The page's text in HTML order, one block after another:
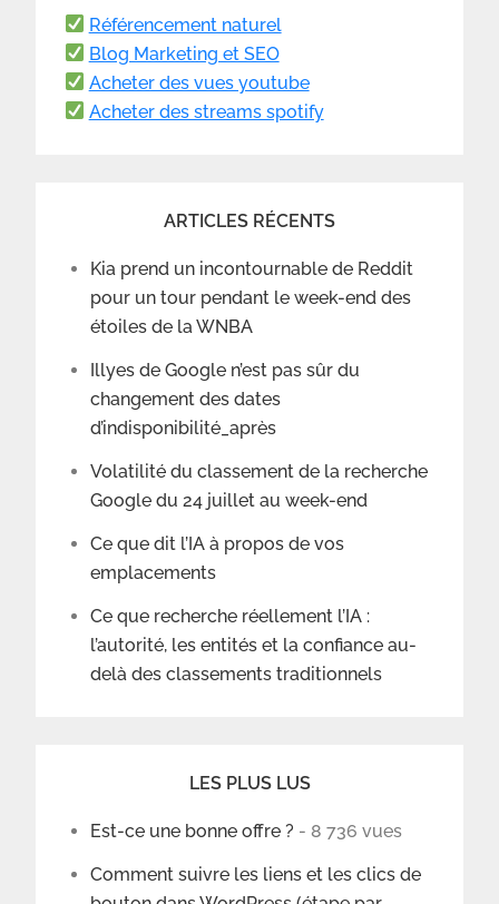
Référencement naturel
Blog Marketing et SEO
Acheter des vues youtube
Acheter des streams spotify
ARTICLES RÉCENTS
Kia prend un incontournable de Reddit
pour un tour pendant le week-end des
étoiles de la WNBA
Illyes de Google n’est pas sûr du
changement des dates
d’indisponibilité_après
Volatilité du classement de la recherche
Google du 24 juillet au week-end
Ce que dit l’IA à propos de vos
emplacements
Ce que recherche réellement l’IA :
l’autorité, les entités et la confiance au-
delà des classements traditionnels
LES PLUS LUS
Est-ce une bonne offre ? - 8 736 vues
Comment suivre les liens et les clics de